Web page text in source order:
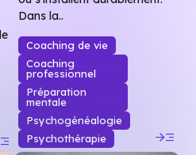
Dans la..
Coaching de vie
Coaching
professionnel
Préparation
mentale
Psychogénéalogie
Psychothérapie
read_more